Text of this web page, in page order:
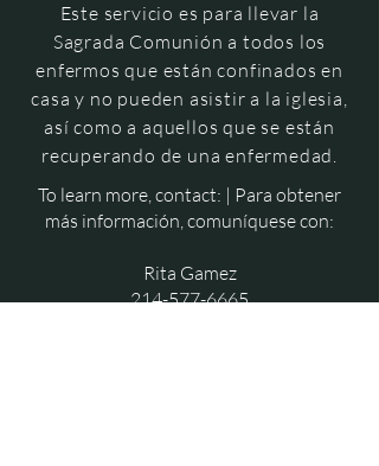
Este servicio es para llevar la
Sagrada Comunión a todos los
enfermos que están confinados en
casa y no pueden asistir a la iglesia,
así como a aquellos que se están
recuperando de una enfermedad.
To learn more, contact: | Para obtener
más información, comuníquese con:
Rita Gamez
214-577-6665